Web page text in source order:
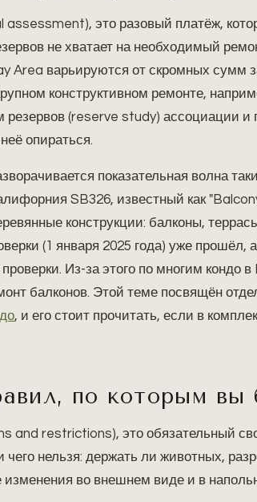
это разовый платёж,
не хватает на необходимый
Area варьируются от скромных сумм
конструктивном ремонте,
резервов (reserve study) ассоциации и
опираться.
показательная волна
SB326, известный как
конструкции: балконы,
(1 января 2025 года) уже прошёл,
Из-за этого по многим кондо
балконов. Этой теме посвящён
, и его стоит прочитать, если в
по которым вы
and restrictions), это обязательный
чего нельзя: держать ли животных,
изменения во внешнем виде и в